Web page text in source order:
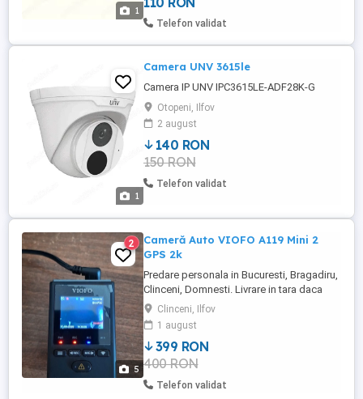
1
interioară rotativă, ideală pentru ride-
sharing (Uber, Bolt) - LED-uri infraroșu
Telefon validat
1
Camera UNV 3615le
Camera IP UNV IPC3615LE-ADF28K-G
Otopeni, Ilfov
2 august
140 RON
150 RON
Telefon validat
5
2
Cameră Auto VIOFO A119 Mini 2
GPS 2k
Predare personala in Bucuresti, Bragadiru,
Clinceni, Domnesti. Livrare in tara daca
cumparatorul achita taxa de transport.
Produsul este in stare excelenta si a fost
folosit doar cu un card MAX ENDURANCE.
Nu am avut nici o problema cu ea sa nu
inregistreze sau sa nu faca poze. Pe
timpul verii cat masina ...
Clinceni, Ilfov
1 august
399 RON
400 RON
Telefon validat